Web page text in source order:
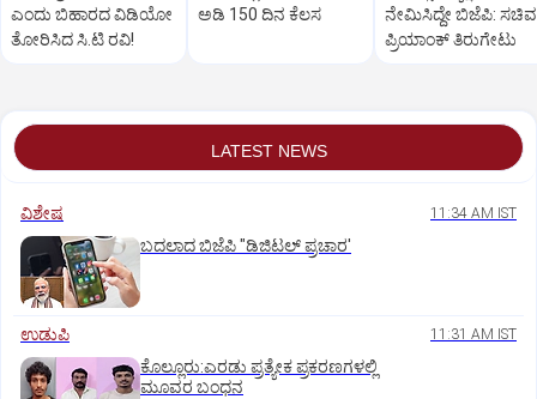
ಎಂದು ಬಿಹಾರದ ವಿಡಿಯೋ
ತೋರಿಸಿದ ಸಿ.ಟಿ ರವಿ!
ಅಡಿ 150 ದಿನ ಕೆಲಸ
ನೇಮಿಸಿದ್ದೇ ಬಿಜೆಪಿ: ಸಚಿವ
ಪ್ರಿಯಾಂಕ್‌ ತಿರುಗೇಟು
LATEST NEWS
ವಿಶೇಷ 11:34 AM IST
ಬದಲಾದ ಬಿಜೆಪಿ "ಡಿಜಿಟಲ್‌ ಪ್ರಚಾರ'
ಉಡುಪಿ 11:31 AM IST
ಕೊಲ್ಲೂರು:ಎರಡು ಪ್ರತ್ಯೇಕ ಪ್ರಕರಣಗಳಲ್ಲಿ
ಮೂವರ ಬಂಧನ